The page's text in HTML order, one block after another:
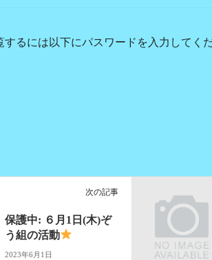
るには以下にパスワードを入力してく
次の記事
保護中: ６月1日(木)ぞ
う組の活動
2023年6月1日